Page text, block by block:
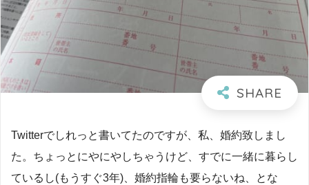
Twitterでしれっと書いてたのですが、私、婚約致しまし
た。ちょっとにやにやしちゃうけど、すでに一緒に暮らし
ているし(もうすぐ3年)、婚約指輪も要らないね、とな